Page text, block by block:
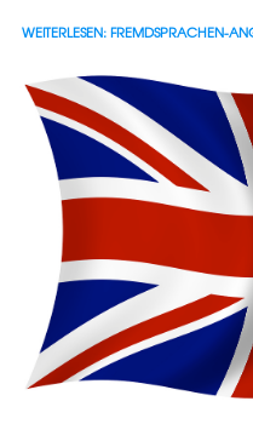
WEITERLESEN: FREMDSPRACHEN-